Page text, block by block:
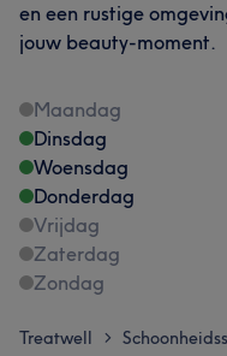
en een rustige
jouw beauty-moment.
Maandag
Dinsdag
Woensdag
Donderdag
Vrijdag
Zaterdag
Zondag
Treatwell >